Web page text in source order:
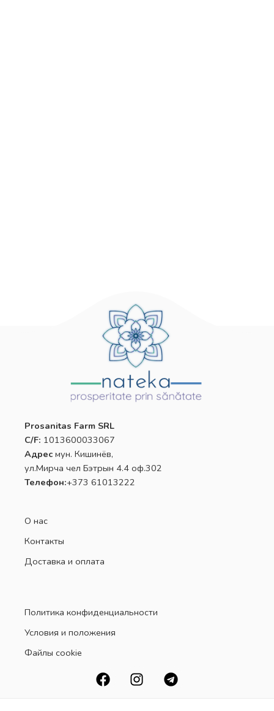
Prosanitas Farm SRL
C/F: 1013600033067
Адрес мун. Кишинёв,
ул.Мирча чел Бэтрын 4.4 оф.302
Телефон:+373 61013222
О нас
Контакты
Доставка и оплата
Политика конфиденциальности
Условия и положения
Файлы cookie